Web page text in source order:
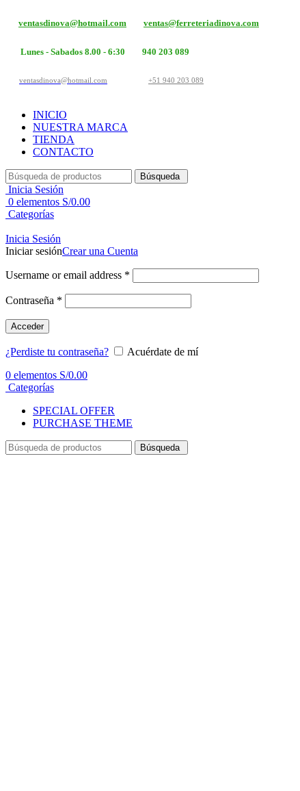
ventasdinova@hotmail.com ventas@ferreteriadinova.com
Lunes - Sabados 8.00 - 6:30 940 203 089
ventasdinova@hotmail.com +51 940 203 089
INICIO
NUESTRA MARCA
TIENDA
CONTACTO
Búsqueda
Inicia Sesión
0 elementos S/0.00
Categorías
Inicia Sesión
Iniciar sesiónCrear una Cuenta
Username or email address *
Contraseña *
Acceder
¿Perdiste tu contraseña?
Acuérdate de mí
0 elementos S/0.00
Categorías
SPECIAL OFFER
PURCHASE THEME
Búsqueda